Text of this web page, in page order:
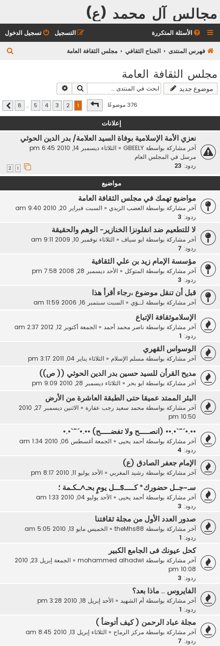
مجالس آل محمد (ع)
الأسئلة المتكررة تسجيل الدخول التسجيل
فهرس المنتدى الجناح الثقافي مجلس الثقافة العامة
ب
مجلس الثقافة العامة
موضوع جديد بحث
376 موضوعًا صفحة من8
2
3
4
5
…
8 التالي
إعلانات
نعزي الأمة الإسلامية بوفاة السيد العلامة/ بدر الدين الحوثي
آخر مشاركة بواسطة GBEELY
« الثلاثاء ديسمبر 14, 2010 6:45 pm
مرسل في المجلس العام
ردود: 23
مواضيع
مواضيع تهمك في مجلس الثقافة العامة
آخر مشاركة بواسطة الغضب الزيدي« السبت فبراير 20, 2010 9:40 am
ردود: 3
لا للتطعيم ضد انفلونزا الخنازير- الوهم والحقيقة
آخر مشاركة بواسطة ابو سياف« الثلاثاء نوفمبر 10, 2009 9:11 am
ردود: 7
مؤسسة الإمام زيد بن علي الثقافية
آخر مشاركة بواسطة المتوكل « الأحد ديسمبر 28, 2008 7:58 pm
ردود: 3
قبل أن تنقل موضوع ،رجاء أقرأ هذا
آخر مشاركة بواسطة لــؤي« السبت سبتمبر 16, 2006 11:59 am
الإسلاموثقافة الإتباع
آخر مشاركة بواسطة ناصر محمد أحمد« الجمعة أكتوبر 12, 2012 2:37 am
ردود:
الوسواس القهري
آخر مشاركة بواسطة مسلم الإسلام« الثلاثاء يناير 04, 2011 3:17 pm
مديح القرأن للسيد حسين بدر الدين الحوثي (( ص))
آخر مشاركة بواسطة ابو بحر« الثلاثاء ديسمبر 28, 2010 9:09 pm
البئر الممتد عميقا حتى الطبقة العاشرة من الأرض
آخر مشاركة بواسطة محمد سعيد رجب عفارة«
الاثنين ديسمبر 27, 2010
10:50 pm
••.•´¯`•.•• (انصـــــح ولا تفضـــــح) ••.•´¯`•.•
آخر مشاركة بواسطة أحمد يحيى « الجمعة أغسطس 06, 2010 1:34 am
ردود: 4
الإمام جعفر الصادق (ع)
آخر مشاركة بواسطة رشيد المغربي « الأحد يوليو 11, 2010 8:17 pm
سـ~جــل حضورك* كـــــ$ـــل يومٍ بحـ^ــكـمة ؛
آخر مشاركة بواسطة أحمد يحيى « الأحد يوليو 04, 2010 1:33 am
ردود: 3
صدور العدد الأول من مجلة ثقافتنا
آخر مشاركة بواسطة theMhs88
« الخميس مايو 13, 2010 5:05 am
ردود:
كحل عيونك فى الجامع الكبير
آخر مشاركة بواسطة mohammed alhadwi
«
الجمعة إبريل 23, 2010
10:08 pm
ردود: 3
الفايروس .. ماذا بعد؟
آخر مشاركة بواسطة أم الشهيد« الأحد إبريل 18, 2010 3:28 pm
ردود:
مجلة عباد الرحمن ( كيف أتوضأ )
آخر مشاركة بواسطة مركز الرماح« الثلاثاء إبريل 13, 2010 8:45 am
ردود: 7